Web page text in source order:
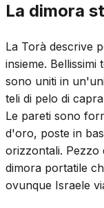
La dimora
La Torà descrive
insieme.
sono uniti in
teli di pelo di
Le pareti sono
d'oro, poste in
orizzontali.
dimora portatile
ovunque Israele